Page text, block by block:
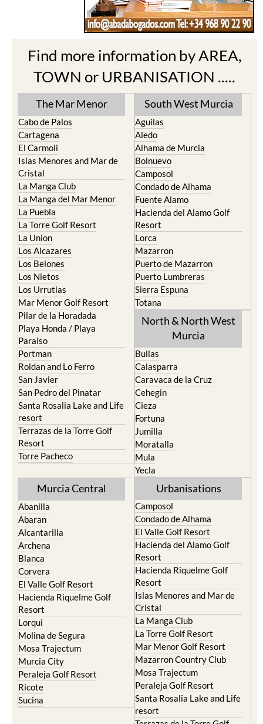
Find more information by AREA,
TOWN or URBANISATION .....
The Mar Menor
Cabo de Palos
Cartagena
El Carmoli
Islas Menores and Mar de
Cristal
La Manga Club
La Manga del Mar Menor
La Puebla
La Torre Golf Resort
La Union
Los Alcazares
Los Belones
Los Nietos
Los Urrutias
Mar Menor Golf Resort
Pilar de la Horadada
Playa Honda / Playa
Paraiso
Portman
Roldan and Lo Ferro
San Javier
San Pedro del Pinatar
Santa Rosalia Lake and Life
resort
Terrazas de la Torre Golf
Resort
Torre Pacheco
South West Murcia
Aguilas
Aledo
Alhama de Murcia
Bolnuevo
Camposol
Condado de Alhama
Fuente Alamo
Hacienda del Alamo Golf
Resort
Lorca
Mazarron
Puerto de Mazarron
Puerto Lumbreras
Sierra Espuna
Totana
North & North West
Murcia
Bullas
Calasparra
Caravaca de la Cruz
Cehegin
Cieza
Fortuna
Jumilla
Moratalla
Mula
Yecla
Murcia Central
Abanilla
Abaran
Alcantarilla
Archena
Blanca
Corvera
El Valle Golf Resort
Hacienda Riquelme Golf
Resort
Lorqui
Molina de Segura
Mosa Trajectum
Murcia City
Peraleja Golf Resort
Ricote
Sucina
Urbanisations
Camposol
Condado de Alhama
El Valle Golf Resort
Hacienda del Alamo Golf
Resort
Hacienda Riquelme Golf
Resort
Islas Menores and Mar de
Cristal
La Manga Club
La Torre Golf Resort
Mar Menor Golf Resort
Mazarron Country Club
Mosa Trajectum
Peraleja Golf Resort
Santa Rosalia Lake and Life
resort